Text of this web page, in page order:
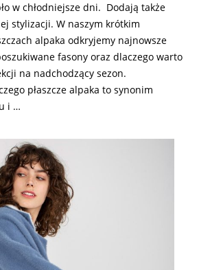
w chłodniejsze dni. Dodają także
stylizacji. W naszym krótkim
alpaka odkryjemy najnowsze
fasony oraz dlaczego warto
na nadchodzący sezon.
płaszcze alpaka to synonim
i …